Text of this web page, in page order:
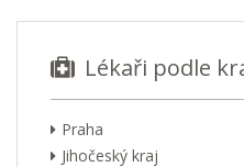
Lékaři podle
Praha
Jihočeský kraj